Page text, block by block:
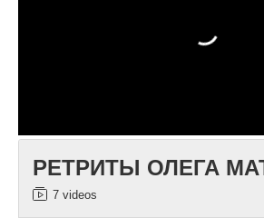
РЕТРИТЫ ОЛЕГА
7 videos